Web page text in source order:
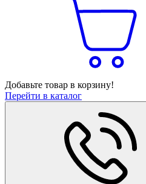
Добавьте товар в корзину!
Перейти в каталог